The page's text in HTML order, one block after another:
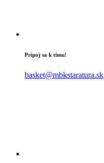
Pripoj sa k tímu!
basket@mbkstaratura.sk